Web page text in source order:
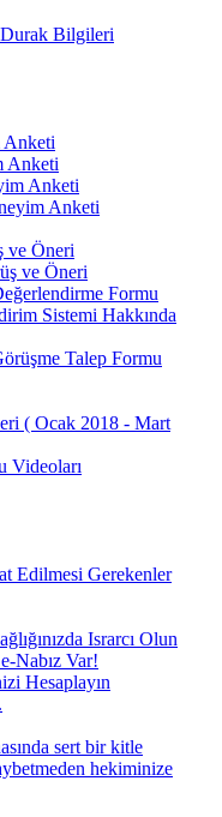
Bilgileri
Anketi
Anketi
Anketi
Anketi
ve Öneri
ve Öneri
Formu
Sistemi Hakkında
Talep Formu
( Ocak 2018 - Mart
Videoları
Edilmesi Gerekenler
Israrcı Olun
Nabız Var!
Hesaplayın
sert bir kitle
hekiminize